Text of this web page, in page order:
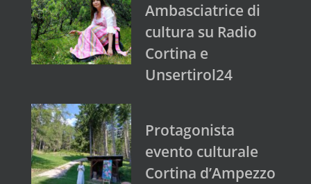
Ambasciatrice di
cultura su Radio
Cortina e
Unsertirol24
Protagonista
evento culturale
Cortina d’Ampezzo